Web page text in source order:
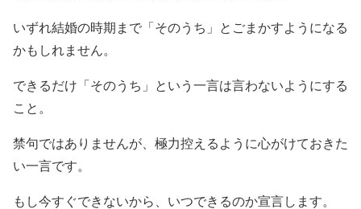
いずれ結婚の時期まで「そのうち」とごまかすようになる
かもしれません。
できるだけ「そのうち」という一言は言わないようにする
こと。
禁句ではありませんが、極力控えるように心がけておきた
い一言です。
もし今すぐできないから、いつできるのか宣言します。